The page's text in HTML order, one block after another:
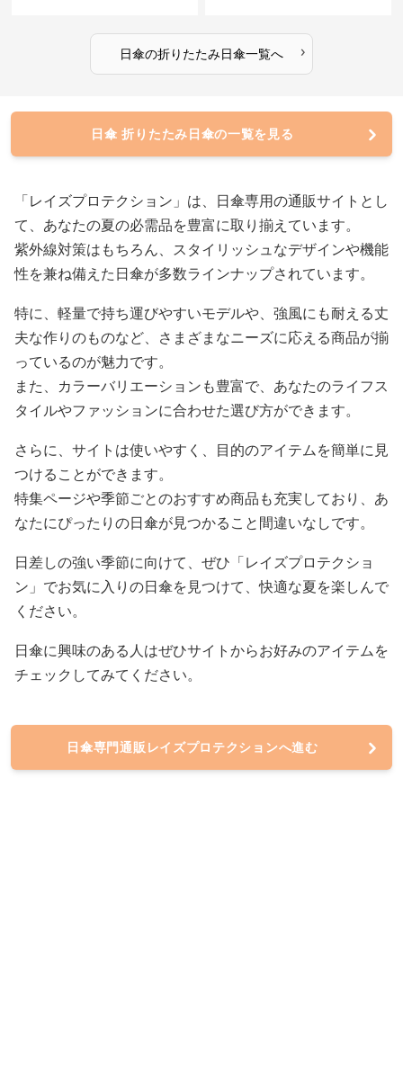
日傘の折りたたみ日傘一覧へ ›
日傘 折りたたみ日傘の一覧を見る
「レイズプロテクション」は、日傘専用の通販サイトとし
て、あなたの夏の必需品を豊富に取り揃えています。
紫外線対策はもちろん、スタイリッシュなデザインや機能
性を兼ね備えた日傘が多数ラインナップされています。
特に、軽量で持ち運びやすいモデルや、強風にも耐える丈
夫な作りのものなど、さまざまなニーズに応える商品が揃
っているのが魅力です。
また、カラーバリエーションも豊富で、あなたのライフス
タイルやファッションに合わせた選び方ができます。
さらに、サイトは使いやすく、目的のアイテムを簡単に見
つけることができます。
特集ページや季節ごとのおすすめ商品も充実しており、あ
なたにぴったりの日傘が見つかること間違いなしです。
日差しの強い季節に向けて、ぜひ「レイズプロテクショ
ン」でお気に入りの日傘を見つけて、快適な夏を楽しんで
ください。
日傘に興味のある人はぜひサイトからお好みのアイテムを
チェックしてみてください。
日傘専門通販レイズプロテクションへ進む